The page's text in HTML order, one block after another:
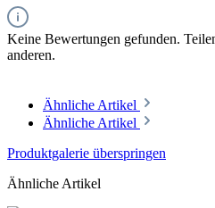
Keine Bewertungen gefunden.
anderen.
Ähnliche Artikel
Ähnliche Artikel
Produktgalerie überspringen
Ähnliche Artikel